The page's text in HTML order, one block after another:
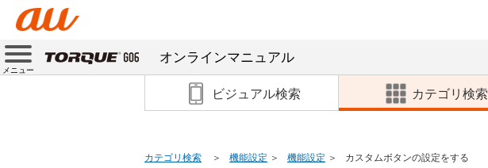
メニュー
オンラインマニュアル
ビジュアル検索 カテゴリ検索
カテゴリ検索 機能設定 機能設定 カスタムボタンの設定をする